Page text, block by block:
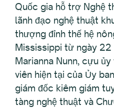
Quốc gia hỗ trợ Nghệ
lãnh đạo nghệ thuật
thượng đỉnh thế hệ
Mississippi từ ngày 22
Marianna Nunn, cựu ủy
viên hiện tại của Ủy
giám đốc kiêm giám
tàng nghệ thuật và